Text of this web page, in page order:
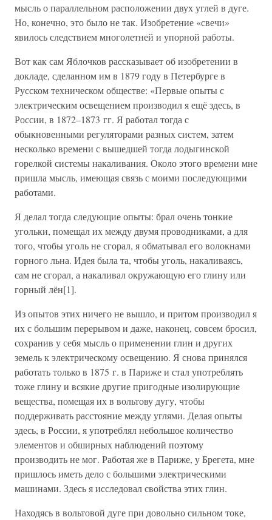
мысль о параллельном расположении двух углей в дуге.
Но, конечно, это было не так. Изобретение «свечи»
явилось следствием многолетней и упорной работы.
Вот как сам Яблочков рассказывает об изобретении в
докладе, сделанном им в 1879 году в Петербурге в
Русском техническом обществе: «Первые опыты с
электрическим освещением производил я ещё здесь, в
России, в 1872–1873 гг. Я работал тогда с
обыкновенными регуляторами разных систем, затем
несколько времени с вышедшей тогда лодыгинской
горелкой системы накаливания. Около этого времени мне
пришла мысль, имеющая связь с моими последующими
работами.
Я делал тогда следующие опыты: брал очень тонкие
угольки, помещал их между двумя проводниками, а для
того, чтобы уголь не сгорал, я обматывал его волокнами
горного льна. Идея была та, чтобы уголь, накаливаясь,
сам не сгорал, а накаливал окружающую его глину или
горный лён[1].
Из опытов этих ничего не вышло, и притом производил я
их с большим перерывом и даже, наконец, совсем бросил,
сохранив у себя мысль о применении глин и других
земель к электрическому освещению. Я снова принялся
работать только в 1875 г. в Париже и стал употреблять
тоже глину и всякие другие пригодные изолирующие
вещества, помещая их в вольтову дугу, чтобы
поддерживать расстояние между углями. Делая опыты
здесь, в России, я употреблял небольшое количество
элементов и обширных наблюдений поэтому
производить не мог. Работая же в Париже, у Брегета, мне
пришлось иметь дело с большими электрическими
машинами. Здесь я исследовал свойства этих глин.
Находясь в вольтовой дуге при довольно сильном токе,